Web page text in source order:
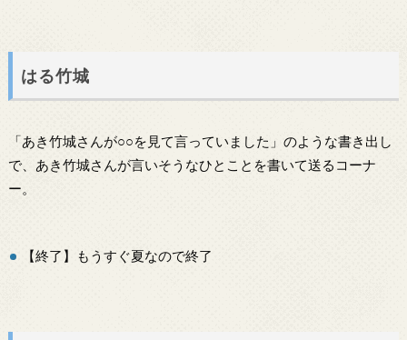
はる竹城
「あき竹城さんが○○を見て言っていました」のような書き出し
で、あき竹城さんが言いそうなひとことを書いて送るコーナ
ー。
【終了】もうすぐ夏なので終了